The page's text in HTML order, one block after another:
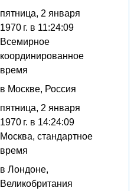
пятница, 2 января
1970 г. в 11:24:09
Всемирное
координированное
время
в Москве, Россия
пятница, 2 января
1970 г. в 14:24:09
Москва, стандартное
время
в Лондоне,
Великобритания